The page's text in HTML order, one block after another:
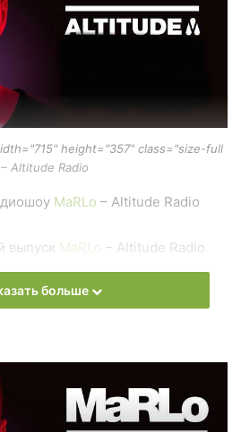
height="357" class="size-full
– Altitude Radio
MaRLo – Altitude Radio
выпуск MaRLo – Altitude Radio
музыкальная подборка и
больше